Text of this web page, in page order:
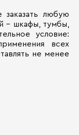
любую
– шкафы, тумбы,
условие:
всех
не менее